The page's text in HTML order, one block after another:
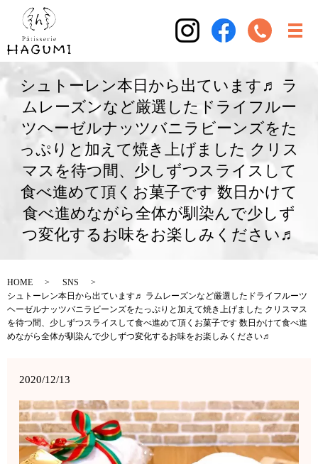
シュトーレン本日から出ています♬ ラ
ムレーズンなど厳選したドライフルー
ツヘーゼルナッツバニラビーンズをた
っぷりと加えて焼き上げました クリス
マスを待つ間、少しずつスライスして
食べ進めて頂くお菓子です 数日かけて
食べ進めながら全体が馴染んで少しず
つ変化するお味をお楽しみください♬
HOME
SNS
シュトーレン本日から出ています♬ ラムレーズンなど厳選したドライフルーツ
ヘーゼルナッツバニラビーンズをたっぷりと加えて焼き上げました クリスマス
を待つ間、少しずつスライスして食べ進めて頂くお菓子です 数日かけて食べ進
めながら全体が馴染んで少しずつ変化するお味をお楽しみください♬
2020/12/13